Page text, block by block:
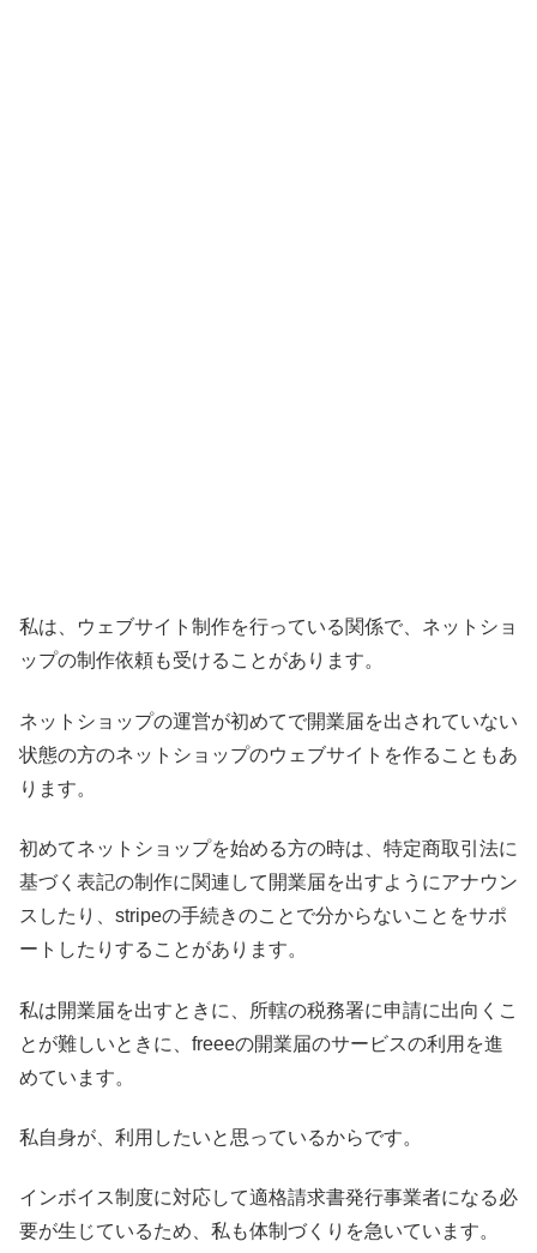
私は、ウェブサイト制作を行っている関係で、ネットショ
ップの制作依頼も受けることがあります。
ネットショップの運営が初めてで開業届を出されていない
状態の方のネットショップのウェブサイトを作ることもあ
ります。
初めてネットショップを始める方の時は、特定商取引法に
基づく表記の制作に関連して開業届を出すようにアナウン
スしたり、stripeの手続きのことで分からないことをサポ
ートしたりすることがあります。
私は開業届を出すときに、所轄の税務署に申請に出向くこ
とが難しいときに、freeeの開業届のサービスの利用を進
めています。
私自身が、利用したいと思っているからです。
インボイス制度に対応して適格請求書発行事業者になる必
要が生じているため、私も体制づくりを急いています。